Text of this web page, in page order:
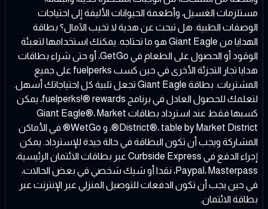
مستلزمات الغسيل، وأطعمة الحيوانات الأليفة إلى احتياجات
الوصفات الطبية. هل تبحث عن هدية لا تخيب الآمال؟ بطاقة
الهدايا من Giant Eagle هو ما تحتاجه. يمكنك استخدامها لتعبئة
الوقود أو الحصول على الطعام في GetGo، أو حتى شراء بطاقات
هدايا تجار التجزئة الأخرى في حين كسب fuelperks على جميع
المشتريات. بطاقة Giant Eagle تجعل تلبية كل احتياجاتك أسهل.
لتعلمك للحصول العادل في برنامج fuelperks!® rewards، يمكن
كسبها فقط عند استرداد بطاقات Giant Eagle®، Market
District®، table by Market District®، و WetGo® في الأماكن
المشاركة ويجب أن تكون البطاقة في حالة جيدة للإسترداد. يمكن
إجراء الدفع في Curbside Express عبر بطاقات الائتمان الرئيسية،
Paypal، Masterpass، نقدا أو شيك شخصي في بعض الحالات،
في حين يجب أن تكون الدفعات للتوصيل المنزلي عبر الإنترنت عبر
بطاقة الائتمان.